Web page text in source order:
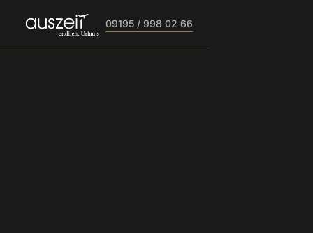
09195 / 998 02 66